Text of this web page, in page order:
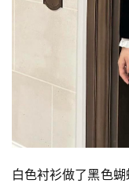
白色衬衫做了黑色